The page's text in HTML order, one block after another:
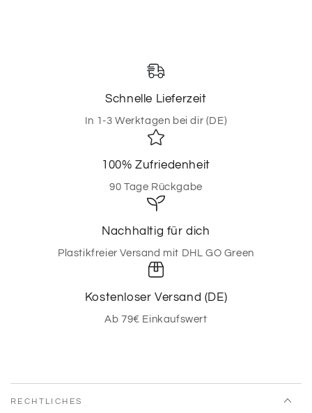
Schnelle Lieferzeit
In 1-3 Werktagen bei dir (DE)
100% Zufriedenheit
90 Tage Rückgabe
Nachhaltig für dich
Plastikfreier Versand mit DHL GO Green
Kostenloser Versand (DE)
Ab 79€ Einkaufswert
RECHTLICHES